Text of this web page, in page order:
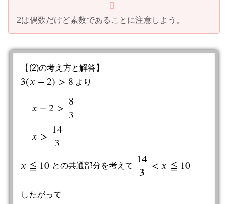
2は偶数だけど素数であることに注意しよう。
【(2)の考え方と解答】
3(𝑥 −2) > 8
3(x− 2)>8 より
𝑥 −2 > 8
3
𝑥 > 14
3
𝑥 ≦ 10
x≦10 との共通部分を考えて
14
3 < 𝑥 ≦ 10
143 <x≦10
したがって